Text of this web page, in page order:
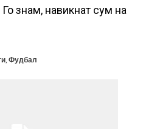
знам, навикнат сум на
, Фудбал